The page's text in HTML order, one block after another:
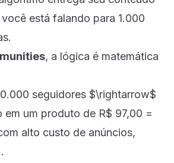
está falando para 1.000
, a lógica é matemática
seguidores $\rightarrow$
em um produto de R$ 97,00 =
alto custo de anúncios,